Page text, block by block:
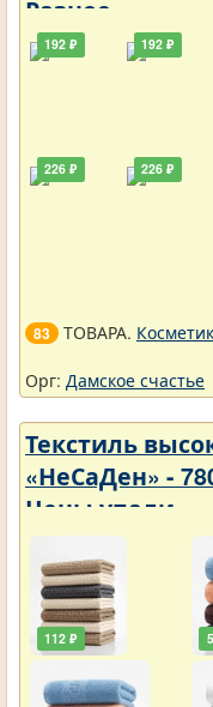
Разное
192 ₽
226 ₽
192 ₽
226 ₽
83 ТОВАРА.
Орг: Дамское счастье
Текстиль
«НеСаДен» -
Цены упали
112 ₽